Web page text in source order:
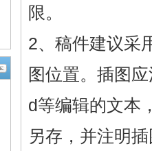
限。
2、稿件建议采
图位置。插图
d等编辑的文本
另存，并注明